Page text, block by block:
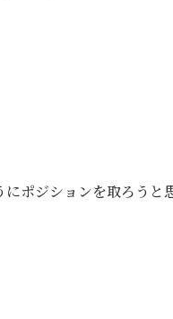
ポジションを取ろうと